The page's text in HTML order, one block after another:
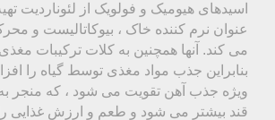
اسیدهای هیومیک و فولویک از لئوناردیت
عنوان نرم کننده خاک ، بیوکاتالیست و
می کند. آنها همچنین به کلات ترکیبات
بنابراین جذب مواد مغذی توسط گیاه را
ویژه جذب آهن تقویت می شود ، که منجر به
قند بیشتر می شود و طعم و ارزش غذایی